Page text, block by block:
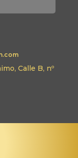
Calle B, nº